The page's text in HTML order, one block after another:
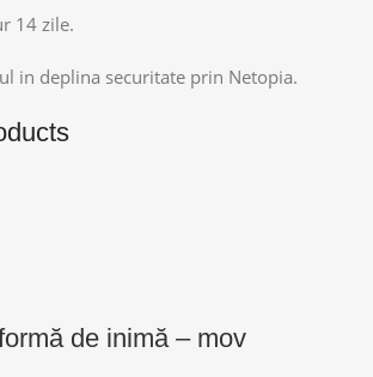
14 zile.
in deplina securitate prin Netopia.
de inimă – mov